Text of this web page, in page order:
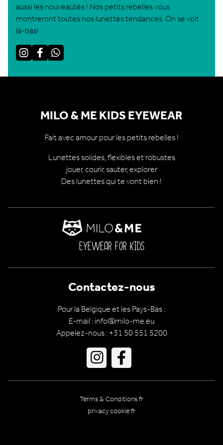
aussi les nouveautés ! Nos petits rebelles vous
montreront toutes nos lunettes tendances. On se voit
là-bas!
Instagram
FacebookWhatsApp
MILO & ME KIDS EYEWEAR
Fait avec amour pour les petits rebelles !
Lunettes solides, flexibles et robustes
jouer, courir, sauter, explorer
Des lunettes qui te vont bien !
EYEWEAR FOR KIDS
Contactez-nous
Pour la Belgique et les Pays-Bas :
E-mail : info@milo-me.eu
Appelez-nous : +31 50 551 5200
Go
to
Terms & Conditions fr
privacy cookie fr